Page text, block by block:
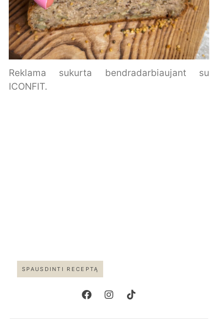
Reklama sukurta bendradarbiaujant su
ICONFIT.
SPAUSDINTI RECEPTĄ